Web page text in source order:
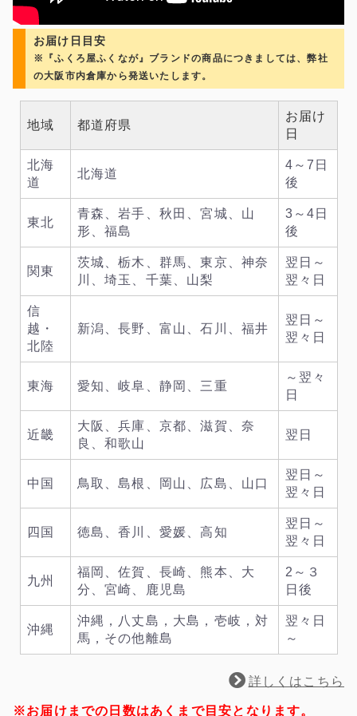
お届け日目安
※『ふくろ屋ふくなが』ブランドの商品につきましては、弊社
の大阪市内倉庫から発送いたします。
地域 都道府県
お届け
日
北海
道
北海道
4～7日
後
東北
青森、岩手、秋田、宮城、山
形、福島
3～4日
後
関東
茨城、栃木、群馬、東京、神奈
川、埼玉、千葉、山梨
翌日～
翌々日
信
越・
北陸
新潟、長野、富山、石川、福井
翌日～
翌々日
東海 愛知、岐阜、静岡、三重
～翌々
日
近畿
大阪、兵庫、京都、滋賀、奈
良、和歌山
翌日
中国 鳥取、島根、岡山、広島、山口
翌日～
翌々日
四国 徳島、香川、愛媛、高知
翌日～
翌々日
九州
福岡、佐賀、長崎、熊本、大
分、宮崎、鹿児島
2～３
日後
沖縄
沖縄，八丈島，大島，壱岐，対
馬，その他離島
翌々日
～
詳しくはこちら
※お届けまでの日数はあくまで目安となります。